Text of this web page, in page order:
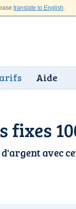
translate to English.
Aide
fixes
avec